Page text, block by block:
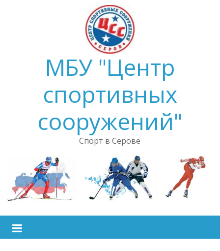
МБУ "Центр
спортивных
сооружений"
Спорт в Серове